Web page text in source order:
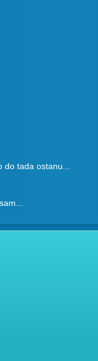
tada ostanu...